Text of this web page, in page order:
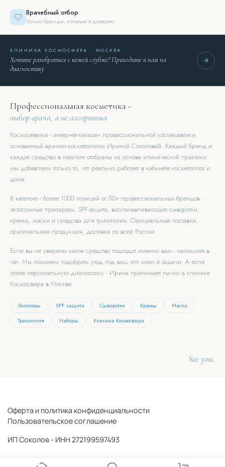
Врачебный отбор
Только бренды, которым я доверяю
КЛИНИКА КОСМОСФЕРА · МОСКВА
Хотите разобраться с кожей глубже? Приходите к нам на
диагностику
Профессиональная косметика -
выбор врача, а не алгоритма
Космоцевтика - интернет-магазин профессиональной космецевтики,
основанный врачом-косметологом Ириной Соколовой. Каждый бренд и
каждое средство в каталоге отобраны на основе клинической практики:
мы добавляем только то, что реально работает в кабинете косметолога и
дома.
В каталоге - более 1000 позиций от 50+ профессиональных брендов:
экзосомные препараты, SPF-защита, восстанавливающие сыворотки,
кремы, маски и средства для трихологии. Официальные поставки,
оригинальная продукция, доставка по всей России.
Если вы не уверены какое средство подходит именно вам - напишите в
чат. Мы поможем подобрать уход под ваш тип кожи и задачи. А если
хотите персональную диагностику - Ирина принимает лично в клинике
Космосфера в Москве.
Экзосомы SPF защита Сыворотки Кремы
Маски
Трихология
Наборы Клиника Космосфера
See you.
Оферта и политика конфиденциальности
Пользовательское соглашение
ИП Соколов - ИНН 272199597493